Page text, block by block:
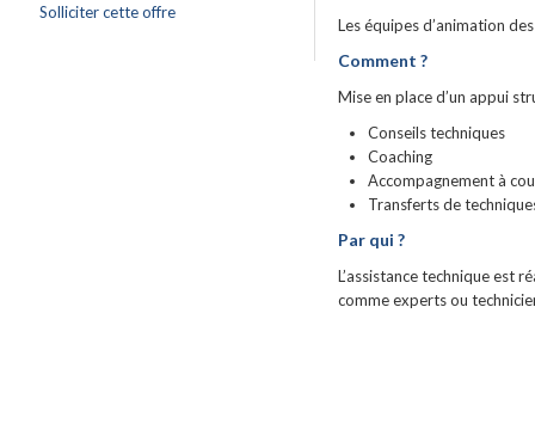
Solliciter cette offre
Les équipes d’animation
Comment ?
Mise en place d’un appui
Conseils techniques
Coaching
Accompagnement à
Transferts de
Par qui ?
L’assistance technique est
comme experts ou